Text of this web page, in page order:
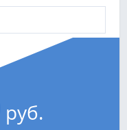
руб.